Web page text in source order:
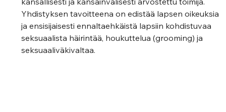
Yhdistyksen tavoitteena on edistää lapsen oikeuksia
ja ensisijaisesti ennaltaehkäistä lapsiin kohdistuvaa
seksuaalista häirintää, houkuttelua (grooming) ja
seksuaaliväkivaltaa.